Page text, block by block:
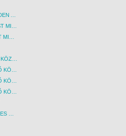
BUDAVÁR TOURS MINDEN AKCIÓS ÚT
BUDAVÁR TOURS FIRST MINUTE AKCIÓS UTAK
BUDAVÁR TOURS LAST MINUTE AKCIÓS UTAK
50 000 - 100 000 FT/FŐ KÖZÖTT
100 000 - 150 000 FT/FŐ KÖZÖTT
150 000 - 200 000 FT/FŐ KÖZÖTT
200 000 - 300 000 FT/FŐ KÖZÖTT
LUXUS- ÉS KÜLÖNLEGES UTAK